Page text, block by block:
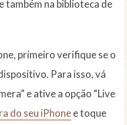
também na biblioteca de
primeiro verifique se o
Para isso, vá
e ative a opção “Live
do seu iPhonee toque